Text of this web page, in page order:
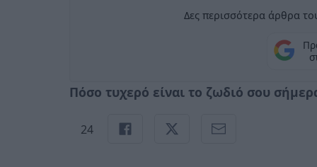
Δες περισσότερα άρθρα
Πόσο τυχερό είναι το ζωδιό σου
24